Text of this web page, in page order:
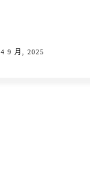
4 9 月, 2025